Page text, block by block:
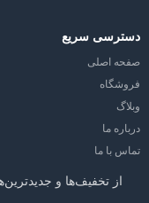
دسترسی سریع
صفحه اصلی
فروشگاه
وبلاگ
درباره ما
تماس با ما
از تخفیف‌ها و